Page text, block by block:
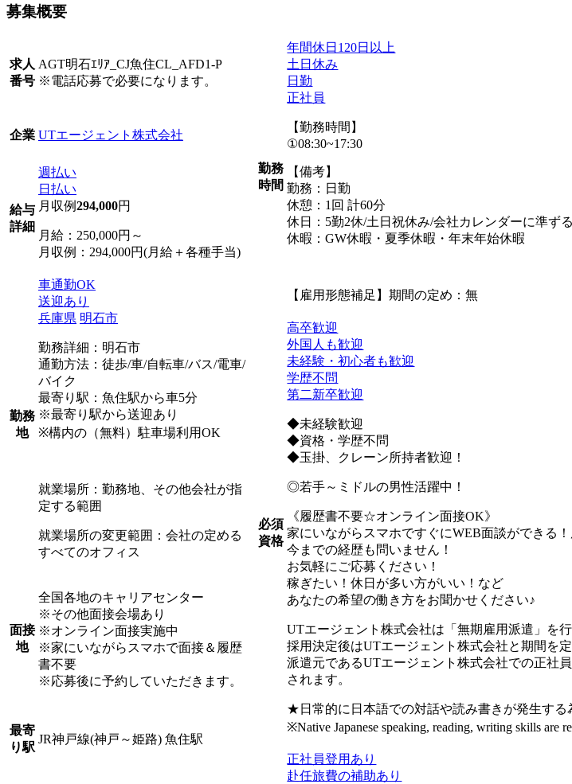
募集概要
求人
番号
AGT明石ｴﾘｱ_CJ魚住CL_AFD1-P
※電話応募で必要になります。
企業 UTエージェント株式会社
給与
詳細
週払い
日払い
月収例294,000円
月給：250,000円～
月収例：294,000円(月給＋各種手当)
勤務
地
車通勤OK
送迎あり
兵庫県 明石市
勤務詳細：明石市
通勤方法：徒歩/車/自転車/バス/電車/
バイク
最寄り駅：魚住駅から車5分
※最寄り駅から送迎あり
※構内の（無料）駐車場利用OK
就業場所：勤務地、その他会社が指
定する範囲
就業場所の変更範囲：会社の定める
すべてのオフィス
面接
地
全国各地のキャリアセンター
※その他面接会場あり
※オンライン面接実施中
※家にいながらスマホで面接＆履歴
書不要
※応募後に予約していただきます。
最寄
り駅
JR神戸線(神戸～姫路) 魚住駅
勤務
時間
年間休日120日以上
土日休み
日勤
正社員
【勤務時間】
①08:30~17:30
【備考】
勤務：日勤
休憩：1回 計60分
休日：5勤2休/土日祝休み/会社カレンダーに準ず
休暇：GW休暇・夏季休暇・年末年始休暇
【雇用形態補足】期間の定め：無
必須
資格
高卒歓迎
外国人も歓迎
未経験・初心者も歓迎
学歴不問
第二新卒歓迎
◆未経験歓迎
◆資格・学歴不問
◆玉掛、クレーン所持者歓迎！
◎若手～ミドルの男性活躍中！
《履歴書不要☆オンライン面接OK》
家にいながらスマホですぐにWEB面談ができる
今までの経歴も問いません！
お気軽にご応募ください！
稼ぎたい！休日が多い方がいい！など
あなたの希望の働き方をお聞かせください♪
UTエージェント株式会社は「無期雇用派遣」を
採用決定後はUTエージェント株式会社と期間を
派遣元であるUTエージェント株式会社での正社
されます。
★日常的に日本語での対話や読み書きが発生する
※Native Japanese speaking, reading, writing skills are
正社員登用あり
赴任旅費の補助あり